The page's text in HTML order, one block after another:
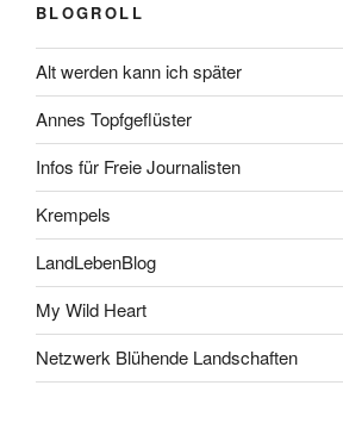
BLOGROLL
Alt werden kann ich später
Annes Topfgeflüster
Infos für Freie Journalisten
Krempels
LandLebenBlog
My Wild Heart
Netzwerk Blühende Landschaften